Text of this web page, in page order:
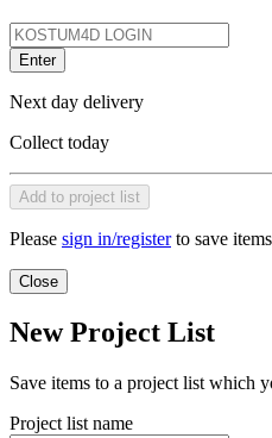
Enter
Next day delivery
Collect today
Add to project list
Please sign in/registerto save
Close
New Project List
Save items to a project list which
Project list name